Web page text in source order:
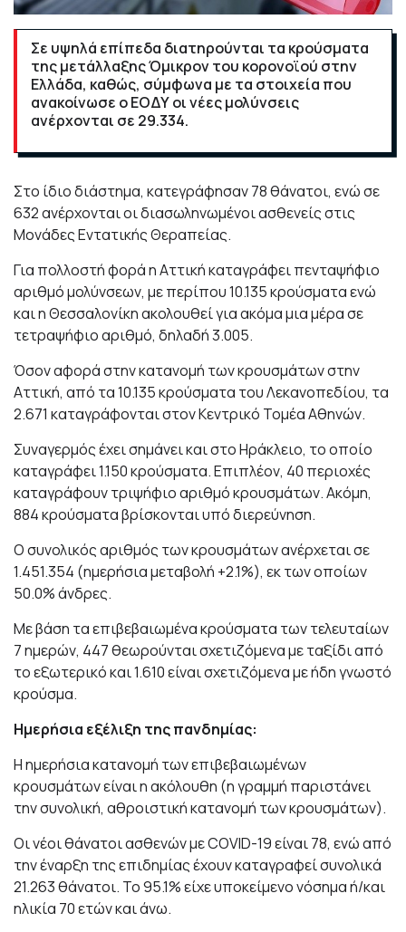
Σε υψηλά επίπεδα διατηρούνται τα κρούσματα
της μετάλλαξης Όμικρον του κορονοϊού στην
Ελλάδα, καθώς, σύμφωνα με τα στοιχεία που
ανακοίνωσε ο ΕΟΔΥ οι νέες μολύνσεις
ανέρχονται σε 29.334.
Στο ίδιο διάστημα, κατεγράφησαν 78 θάνατοι, ενώ σε
632 ανέρχονται οι διασωληνωμένοι ασθενείς στις
Μονάδες Εντατικής Θεραπείας.
Για πολλοστή φορά η Αττική καταγράφει πενταψήφιο
αριθμό μολύνσεων, με περίπου 10.135 κρούσματα ενώ
και η Θεσσαλονίκη ακολουθεί για ακόμα μια μέρα σε
τετραψήφιο αριθμό, δηλαδή 3.005.
Όσον αφορά στην κατανομή των κρουσμάτων στην
Αττική, από τα 10.135 κρούσματα του Λεκανοπεδίου, τα
2.671 καταγράφονται στον Κεντρικό Τομέα Αθηνών.
Συναγερμός έχει σημάνει και στο Ηράκλειο, το οποίο
καταγράφει 1.150 κρούσματα. Επιπλέον, 40 περιοχές
καταγράφουν τριψήφιο αριθμό κρουσμάτων. Ακόμη,
884 κρούσματα βρίσκονται υπό διερεύνηση.
Ο συνολικός αριθμός των κρουσμάτων ανέρχεται σε
1.451.354 (ημερήσια μεταβολή +2.1%), εκ των οποίων
50.0% άνδρες.
Με βάση τα επιβεβαιωμένα κρούσματα των τελευταίων
7 ημερών, 447 θεωρούνται σχετιζόμενα με ταξίδι από
το εξωτερικό και 1.610 είναι σχετιζόμενα με ήδη γνωστό
κρούσμα.
Ημερήσια εξέλιξη της πανδημίας:
Η ημερήσια κατανομή των επιβεβαιωμένων
κρουσμάτων είναι η ακόλουθη (η γραμμή παριστάνει
την συνολική, αθροιστική κατανομή των κρουσμάτων).
Οι νέοι θάνατοι ασθενών με COVID-19 είναι 78, ενώ από
την έναρξη της επιδημίας έχουν καταγραφεί συνολικά
21.263 θάνατοι. Το 95.1% είχε υποκείμενο νόσημα ή/και
ηλικία 70 ετών και άνω.